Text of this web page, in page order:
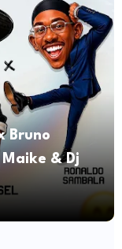
Bruno
& Dj